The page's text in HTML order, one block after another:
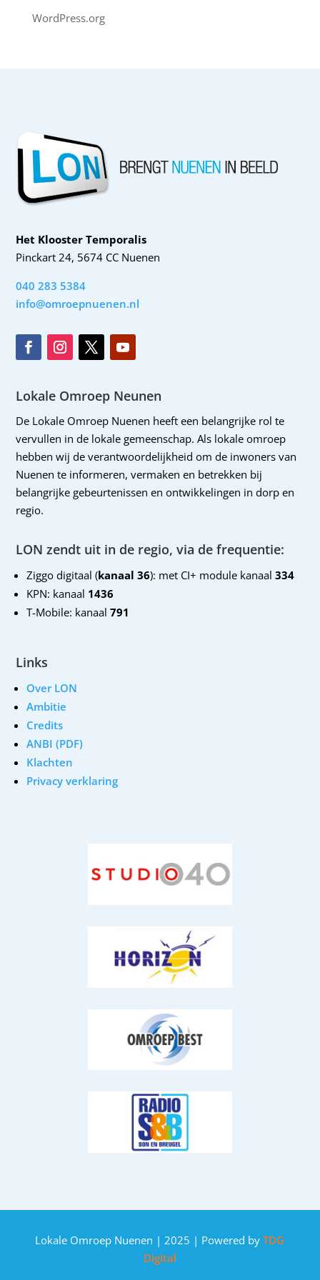
WordPress.org
Het Klooster Temporalis
Pinckart 24, 5674 CC Nuenen
040 283 5384
info@omroepnuenen.nl
Lokale Omroep Neunen
De Lokale Omroep Nuenen heeft een belangrijke rol te
vervullen in de lokale gemeenschap. Als lokale omroep
hebben wij de verantwoordelijkheid om de inwoners van
Nuenen te informeren, vermaken en betrekken bij
belangrijke gebeurtenissen en ontwikkelingen in dorp en
regio.
LON zendt uit in de regio, via de frequentie:
Ziggo digitaal (kanaal 36): met CI+ module kanaal 334
KPN: kanaal 1436
T-Mobile: kanaal791
Links
Over LON
Ambitie
Credits
ANBI (PDF)
Klachten
Privacy verklaring
Lokale Omroep Nuenen | 2025 | Powered by TDG
Digital